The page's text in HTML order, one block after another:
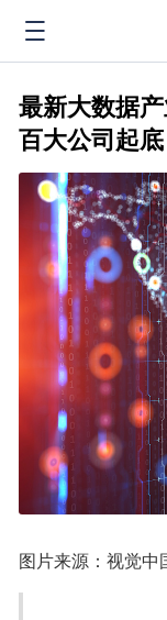
最新大数据
百大公司起底
图片来源：视觉中